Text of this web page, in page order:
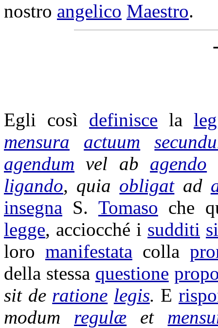
nostro angelico Maestro.
Egli così definisce la
mensura
actuum
agendum vel ab agendo
ligando, quia obligatad
insegna S. Tomaso che
legge, acciocché i sudditi
loro manifestata colla
della stessa questione
sit de ratione legis. E
modum regulæ et